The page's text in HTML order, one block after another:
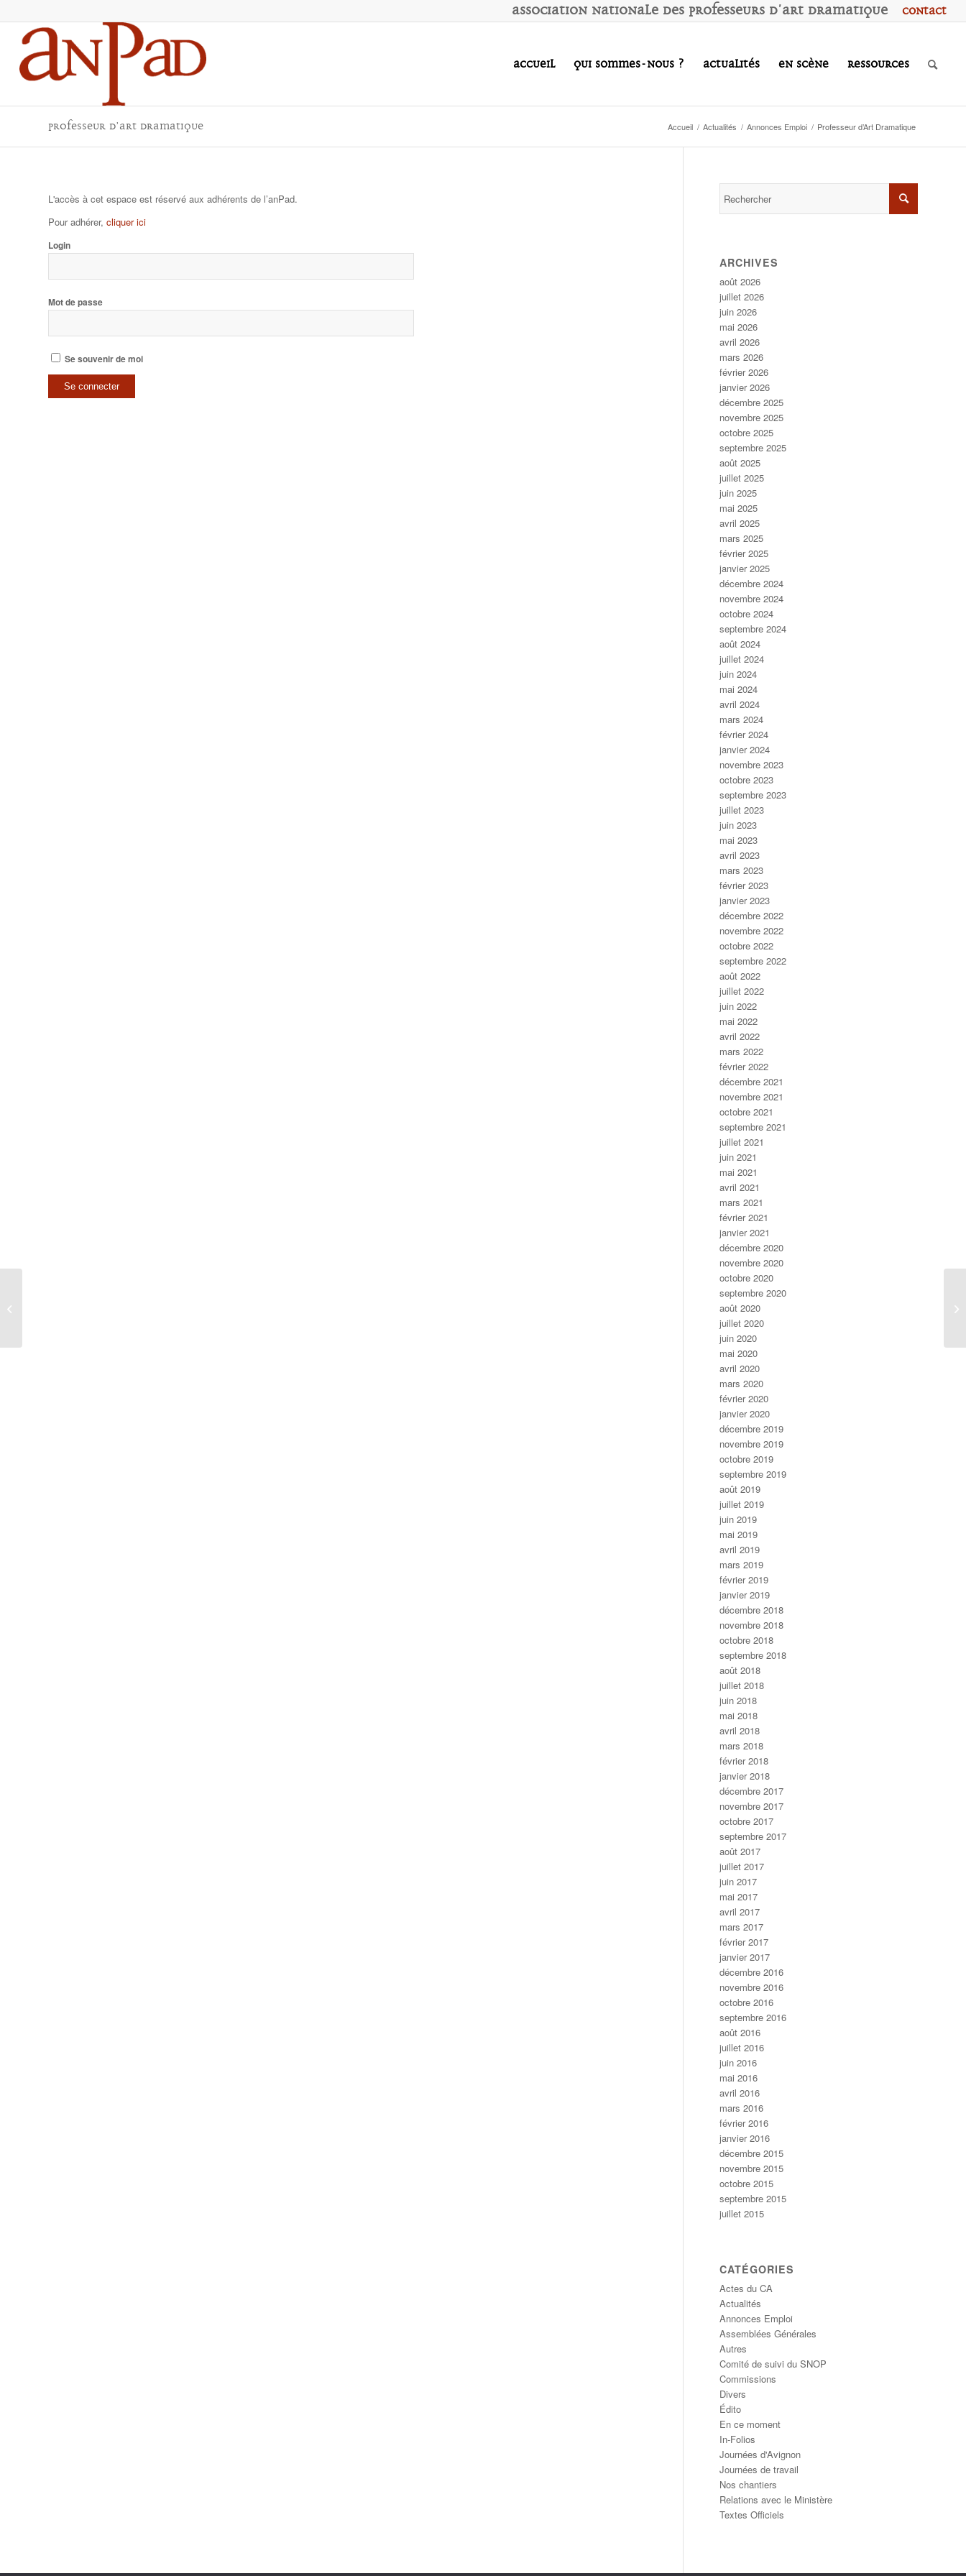
Contact
Association Nationale des Professeurs d'Art Dramatique
Accueil Qui sommes-nous ? Actualités En scène Ressources
Professeur d’Art Dramatique Accueil / Actualités / Annonces Emploi / Professeur d’Art Dramatique
L'accès à cet espace est réservé aux adhérents de l’anPad.
Pour adhérer, cliquer ici
Login
Mot de passe
Se souvenir de moi
ARCHIVES
août 2026
juillet 2026
juin 2026
mai 2026
avril 2026
mars 2026
février 2026
janvier 2026
décembre 2025
novembre 2025
octobre 2025
septembre 2025
août 2025
juillet 2025
juin 2025
mai 2025
avril 2025
mars 2025
février 2025
janvier 2025
décembre 2024
novembre 2024
octobre 2024
septembre 2024
août 2024
juillet 2024
juin 2024
mai 2024
avril 2024
mars 2024
février 2024
janvier 2024
novembre 2023
octobre 2023
septembre 2023
juillet 2023
juin 2023
mai 2023
avril 2023
mars 2023
février 2023
janvier 2023
décembre 2022
novembre 2022
octobre 2022
septembre 2022
août 2022
juillet 2022
juin 2022
mai 2022
avril 2022
mars 2022
février 2022
décembre 2021
novembre 2021
octobre 2021
septembre 2021
juillet 2021
juin 2021
mai 2021
avril 2021
mars 2021
février 2021
janvier 2021
décembre 2020
novembre 2020
octobre 2020
septembre 2020
août 2020
juillet 2020
juin 2020
mai 2020
avril 2020
mars 2020
février 2020
janvier 2020
décembre 2019
novembre 2019
octobre 2019
septembre 2019
août 2019
juillet 2019
juin 2019
mai 2019
avril 2019
mars 2019
février 2019
janvier 2019
décembre 2018
novembre 2018
octobre 2018
septembre 2018
août 2018
juillet 2018
juin 2018
mai 2018
avril 2018
mars 2018
février 2018
janvier 2018
décembre 2017
novembre 2017
octobre 2017
septembre 2017
août 2017
juillet 2017
juin 2017
mai 2017
avril 2017
mars 2017
février 2017
janvier 2017
décembre 2016
novembre 2016
octobre 2016
septembre 2016
août 2016
juillet 2016
juin 2016
mai 2016
avril 2016
mars 2016
février 2016
janvier 2016
décembre 2015
novembre 2015
octobre 2015
septembre 2015
juillet 2015
CATÉGORIES
Actes du CA
Actualités
Annonces Emploi
Assemblées Générales
Autres
Comité de suivi du SNOP
Commissions
Divers
Édito
En ce moment
In-Folios
Journées d'Avignon
Journées de travail
Nos chantiers
Relations avec le Ministère
Textes Officiels